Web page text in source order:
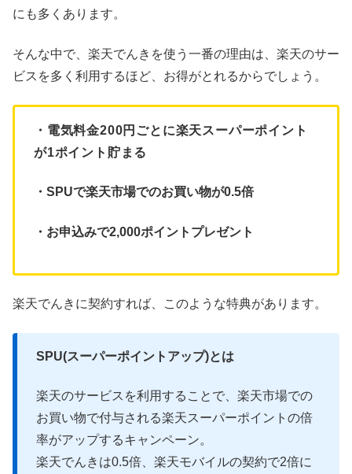
にも多くあります。
そんな中で、楽天でんきを使う一番の理由は、楽天のサー
ビスを多く利用するほど、お得がとれるからでしょう。
・電気料金200円ごとに楽天スーパーポイント
が1ポイント貯まる
・SPUで楽天市場でのお買い物が0.5倍
・お申込みで2,000ポイントプレゼント
楽天でんきに契約すれば、このような特典があります。
SPU(スーパーポイントアップ)とは
楽天のサービスを利用することで、楽天市場での
お買い物で付与される楽天スーパーポイントの倍
率がアップするキャンペーン。
楽天でんきは0.5倍、楽天モバイルの契約で2倍に